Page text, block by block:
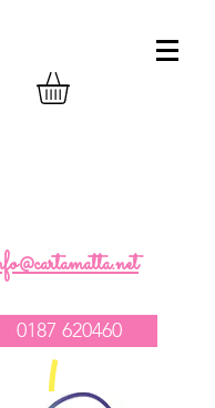
feste
0187 620460